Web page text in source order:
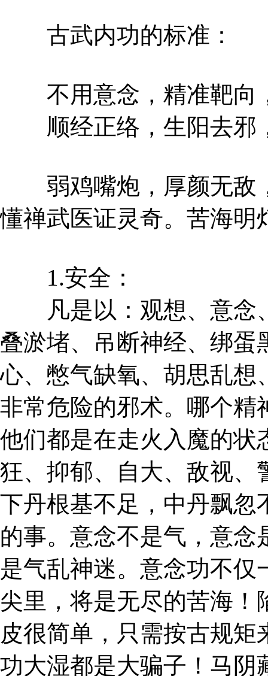
古武内功的标准：
不用意念，精准靶向
顺经正络，生阳去邪
弱鸡嘴炮，厚颜无敌
懂禅武医证灵奇。苦海明
1.安全：
凡是以：观想、意念
叠淤堵、吊断神经、绑蛋
心、憋气缺氧、胡思乱想
非常危险的邪术。哪个精
他们都是在走火入魔的状
狂、抑郁、自大、敌视、
下丹根基不足，中丹飘忽
的事。意念不是气，意
是气乱神迷。意念功不
尖里，将是无尽的苦海
皮很简单，只需按古规
功大湿都是大骗子！马阴